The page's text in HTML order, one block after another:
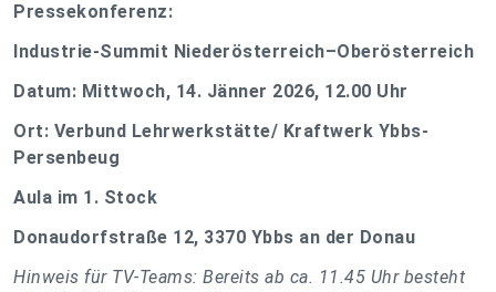
Pressekonferenz:
Industrie-Summit Niederösterreich–Oberösterreich
Datum: Mittwoch, 14. Jänner 2026, 12.00 Uhr
Ort: Verbund Lehrwerkstätte/ Kraftwerk Ybbs-
Persenbeug
Aula im 1. Stock
Donaudorfstraße 12, 3370 Ybbs an der Donau
Hinweis für TV-Teams: Bereits ab ca. 11.45 Uhr besteht